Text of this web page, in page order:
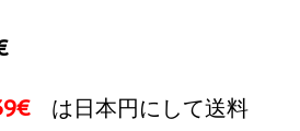
は日本円にして送料